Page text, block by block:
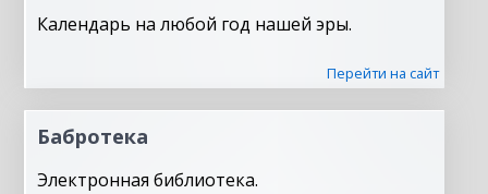
Календарь на любой год нашей эры.
Перейти на сайт
Бабротека
Электронная библиотека.